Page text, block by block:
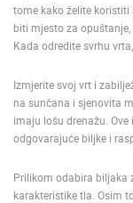
tome kako želite
biti mjesto za
Kada odredite svrhu
Izmjerite svoj vrt i
na sunčana i sjenovita
imaju lošu drenažu.
odgovarajuće biljke i
Prilikom odabira biljaka
karakteristike tla. Osim